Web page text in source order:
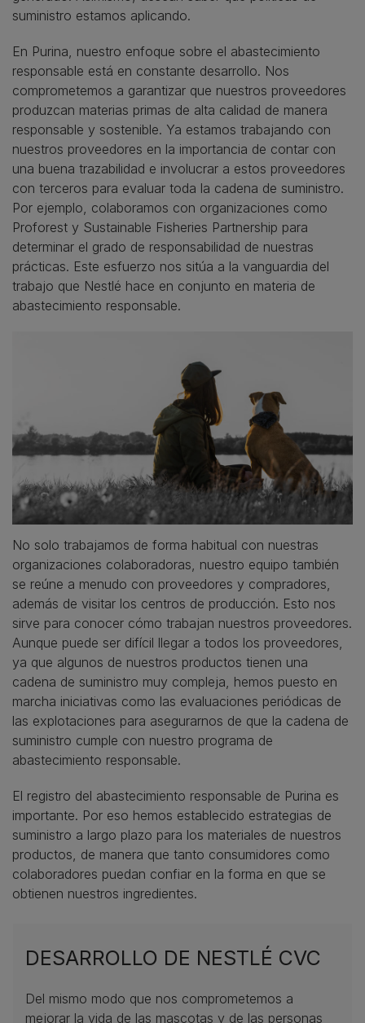
suministro estamos aplicando.
En Purina, nuestro enfoque sobre el abastecimiento
responsable está en constante desarrollo. Nos
comprometemos a garantizar que nuestros proveedores
produzcan materias primas de alta calidad de manera
responsable y sostenible. Ya estamos trabajando con
nuestros proveedores en la importancia de contar con
una buena trazabilidad e involucrar a estos proveedores
con terceros para evaluar toda la cadena de suministro.
Por ejemplo, colaboramos con organizaciones como
Proforest y Sustainable Fisheries Partnership para
determinar el grado de responsabilidad de nuestras
prácticas. Este esfuerzo nos sitúa a la vanguardia del
trabajo que Nestlé hace en conjunto en materia de
abastecimiento responsable.
No solo trabajamos de forma habitual con nuestras
organizaciones colaboradoras, nuestro equipo también
se reúne a menudo con proveedores y compradores,
además de visitar los centros de producción. Esto nos
sirve para conocer cómo trabajan nuestros proveedores.
Aunque puede ser difícil llegar a todos los proveedores,
ya que algunos de nuestros productos tienen una
cadena de suministro muy compleja, hemos puesto en
marcha iniciativas como las evaluaciones periódicas de
las explotaciones para asegurarnos de que la cadena de
suministro cumple con nuestro programa de
abastecimiento responsable.
El registro del abastecimiento responsable de Purina es
importante. Por eso hemos establecido estrategias de
suministro a largo plazo para los materiales de nuestros
productos, de manera que tanto consumidores como
colaboradores puedan confiar en la forma en que se
obtienen nuestros ingredientes.
DESARROLLO DE NESTLÉ CVC
Del mismo modo que nos comprometemos a
mejorar la vida de las mascotas y de las personas